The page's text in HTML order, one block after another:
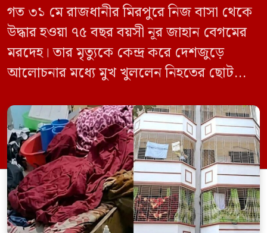
গত ৩১ মে রাজধানীর মিরপুরে নিজ বাসা থেকে
উদ্ধার হওয়া ৭৫ বছর বয়সী নূর জাহান বেগমের
মরদেহ। তার মৃত্যুকে কেন্দ্র করে দেশজুড়ে
আলোচনার মধ্যে মুখ খুললেন নিহতের ছোট
(বুয়েট) অধ্যাপক একেএম আশিকুর রহমান।
তিনি পরিবারের বিরুদ্ধে ছড়ানো বিভিন্ন তথ্যকে
মিথ্যা বলে দাবি করেছেন। বুধবার (৩ জুন)
গণমাধ্যমে দেওয়া বক্তব্যে তিনি এই […]